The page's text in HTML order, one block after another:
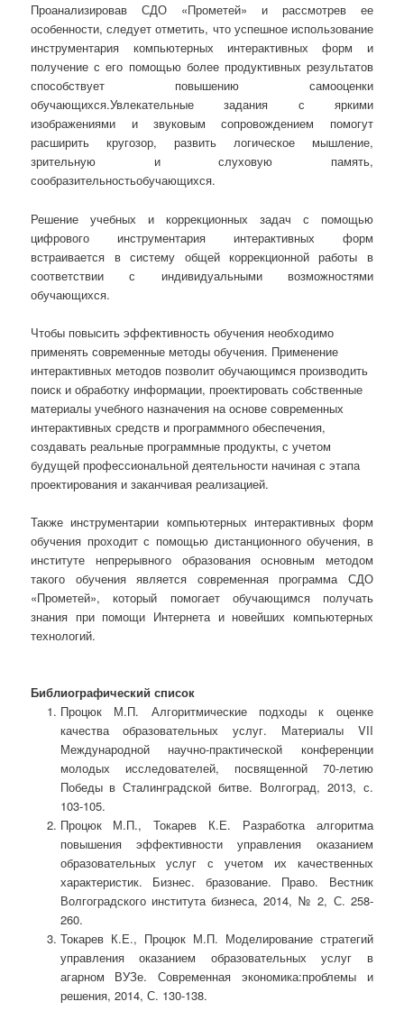
Проанализировав СДО «Прометей» и рассмотрев ее
особенности, следует отметить, что успешное использование
инструментария компьютерных интерактивных форм и
получение с его помощью более продуктивных результатов
способствует повышению самооценки
обучающихся.Увлекательные задания с яркими
изображениями и звуковым сопровождением помогут
расширить кругозор, развить логическое мышление,
зрительную и слуховую память,
сообразительностьобучающихся.
Решение учебных и коррекционных задач с помощью
цифрового инструментария интерактивных форм
встраивается в систему общей коррекционной работы в
соответствии с индивидуальными возможностями
обучающихся.
Чтобы повысить эффективность обучения необходимо
применять современные методы обучения. Применение
интерактивных методов позволит обучающимся производить
поиск и обработку информации, проектировать собственные
материалы учебного назначения на основе современных
интерактивных средств и программного обеспечения,
создавать реальные программные продукты, с учетом
будущей профессиональной деятельности начиная с этапа
проектирования и заканчивая реализацией.
Также инструментарии компьютерных интерактивных форм
обучения проходит с помощью дистанционного обучения, в
институте непрерывного образования основным методом
такого обучения является современная программа СДО
«Прометей», который помогает обучающимся получать
знания при помощи Интернета и новейших компьютерных
технологий.
Библиографический список
Процюк М.П. Алгоритмические подходы к оценке
качества образовательных услуг. Материалы VII
Международной научно-практической конференции
молодых исследователей, посвященной 70-летию
Победы в Сталинградской битве. Волгоград, 2013, с.
103-105.
Процюк М.П., Токарев К.Е. Разработка алгоритма
повышения эффективности управления оказанием
образовательных услуг с учетом их качественных
характеристик. Бизнес. бразование. Право. Вестник
Волгоградского института бизнеса, 2014, № 2, С. 258-
260.
Токарев К.Е., Процюк М.П. Моделирование стратегий
управления оказанием образовательных услуг в
агарном ВУЗе. Современная экономика:проблемы и
решения, 2014, С. 130-138.